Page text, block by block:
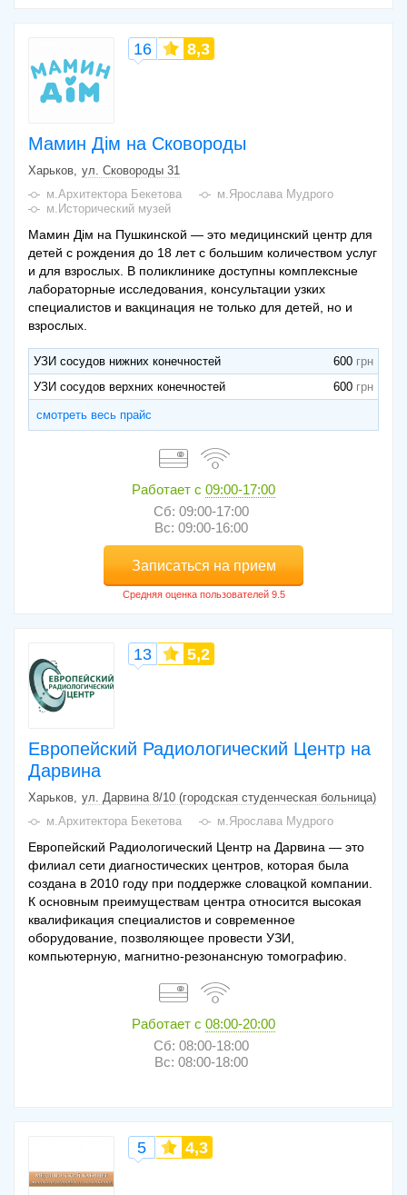
Мамин Дім на Сковороды
16 8,3
Харьков ул. Сковороды 31
м.Архитектора Бекетова
м.Ярослава Мудрого
м.Исторический музей
Мамин Дім на Пушкинской — это медицинский центр для
детей с рождения до 18 лет с большим количеством услуг
и для взрослых. В поликлинике доступны комплексные
лабораторные исследования, консультации узких
специалистов и вакцинация не только для детей, но и
взрослых.
УЗИ сосудов нижних конечностей
600
УЗИ сосудов верхних конечностей
600
смотреть весь прайс
Работает с 09:00-17:00
Сб: 09:00-17:00
Вс: 09:00-16:00
Записаться на прием
Европейский Радиологический Центр на
Дарвина
13 5,2
Харьков ул. Дарвина 8/10 (городская студенческая больница)
м.Архитектора Бекетова
м.Ярослава Мудрого
Европейский Радиологический Центр на Дарвина — это
филиал сети диагностических центров, которая была
создана в 2010 году при поддержке словацкой компании.
К основным преимуществам центра относится высокая
квалификация специалистов и современное
оборудование, позволяющее провести УЗИ,
компьютерную, магнитно-резонансную томографию.
Работает с 08:00-20:00
Сб: 08:00-18:00
Вс: 08:00-18:00
5 4,3